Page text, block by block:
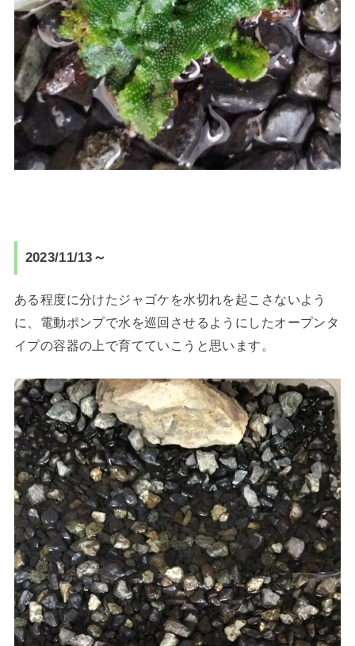
2023/11/13～
ある程度に分けたジャゴケを水切れを起こさないよう
に、電動ポンプで水を巡回させるようにしたオープンタ
イプの容器の上で育てていこうと思います。